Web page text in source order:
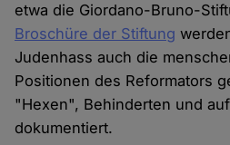
etwa die Giordano-Bruno-
Broschüre der Stiftung
Judenhass auch die
Positionen des Reformators
"Hexen", Behinderten und
dokumentiert.